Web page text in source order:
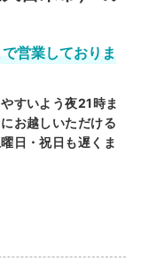
営業しておりま
すいよう夜21時ま
お越しいただける
日・祝日も遅くま